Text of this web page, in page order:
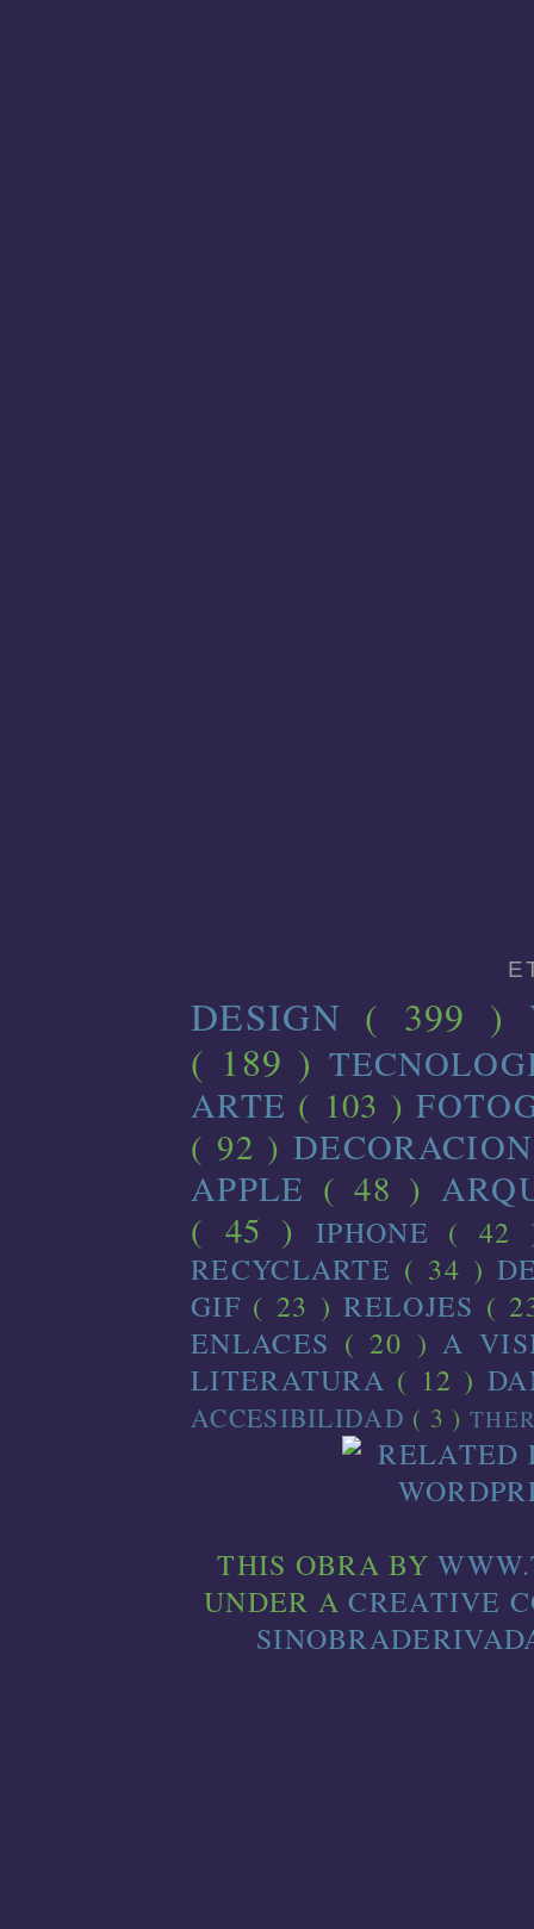
DESIGN ( 399 )
( 189 )
ARTE ( 103 )
( 92 )
APPLE ( 48 )
( 45 )IPHONE (
RECYCLARTE ( 34 )
GIF ( 23 )RELOJES (
ENLACES ( 20 )A
LITERATURA ( 12 )
ACCESIBILIDAD ( 3 )
THIS OBRA BY
UNDER ACREATIVE